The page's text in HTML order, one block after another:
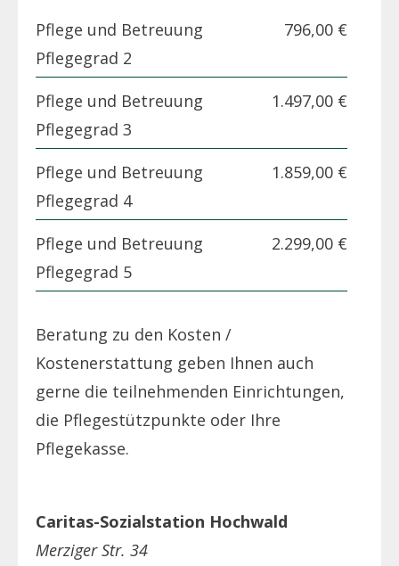
Pflege und Betreuung
Pflegegrad 2
796,00 €
Pflege und Betreuung
Pflegegrad 3
1.497,00 €
Pflege und Betreuung
Pflegegrad 4
1.859,00 €
Pflege und Betreuung
Pflegegrad 5
2.299,00 €
Beratung zu den Kosten /
Kostenerstattung geben Ihnen auch
gerne die teilnehmenden Einrichtungen,
die Pflegestützpunkte oder Ihre
Pflegekasse.
Caritas-Sozialstation Hochwald
Merziger Str. 34